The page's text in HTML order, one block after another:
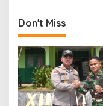
Warga Perbatasan
Don't Miss